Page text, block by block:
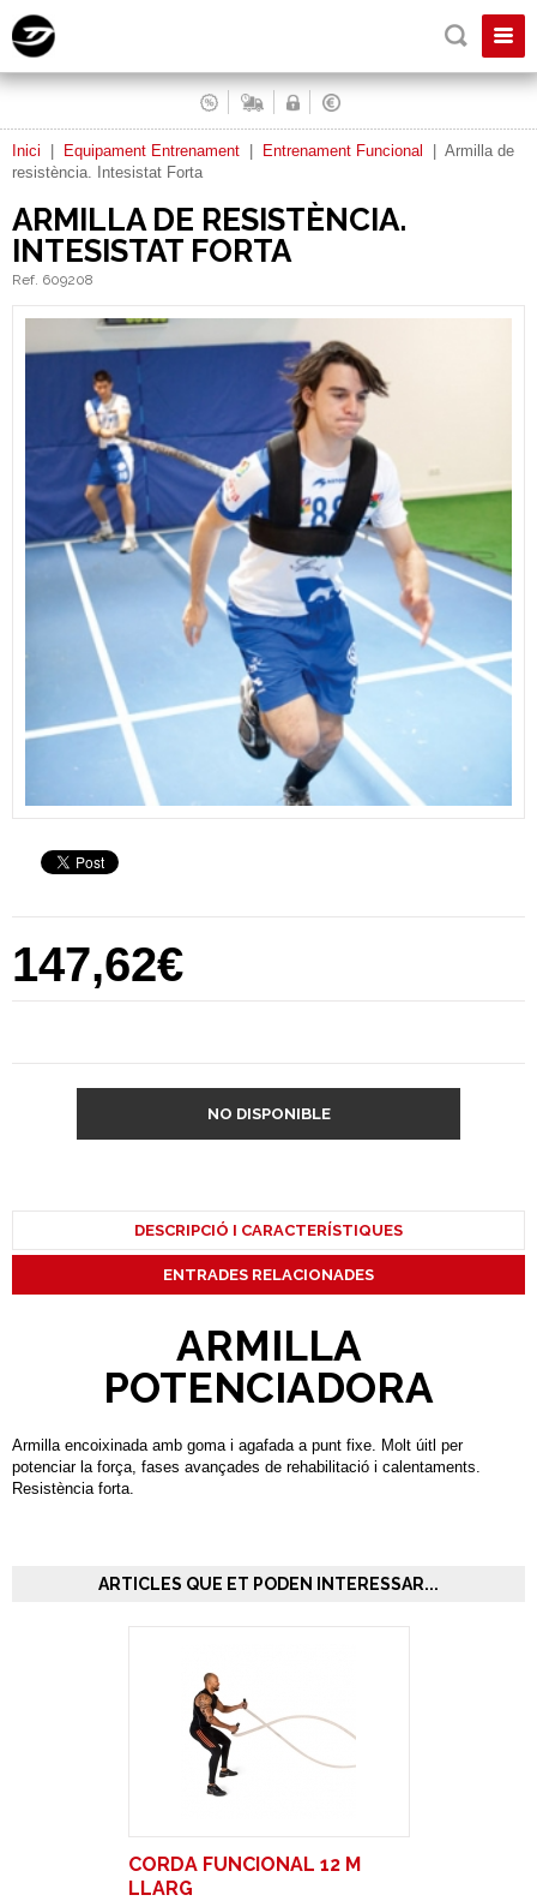
Inici Equipament Entrenament Entrenament Funcional
Armilla de
resistència. Intesistat Forta
ARMILLA DE RESISTÈNCIA.
INTESISTAT FORTA
Ref. 609208
147,62€
NO DISPONIBLE
DESCRIPCIÓ I CARACTERÍSTIQUES
ENTRADES RELACIONADES
ARMILLA
POTENCIADORA
Armilla encoixinada amb goma i agafada a punt fixe. Molt úitl per
potenciar la força, fases avançades de rehabilitació i calentaments.
Resistència forta.
ARTICLES QUE ET PODEN INTERESSAR...
CORDA FUNCIONAL 12 M
LLARG